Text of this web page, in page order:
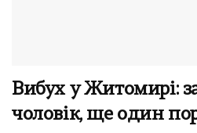
Вибух у Житомирі:
чоловік, ще один